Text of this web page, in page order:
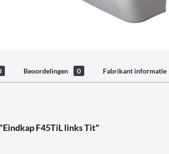
Beoordelingen 0 Fabrikant informatie
F45TiL links Tit"